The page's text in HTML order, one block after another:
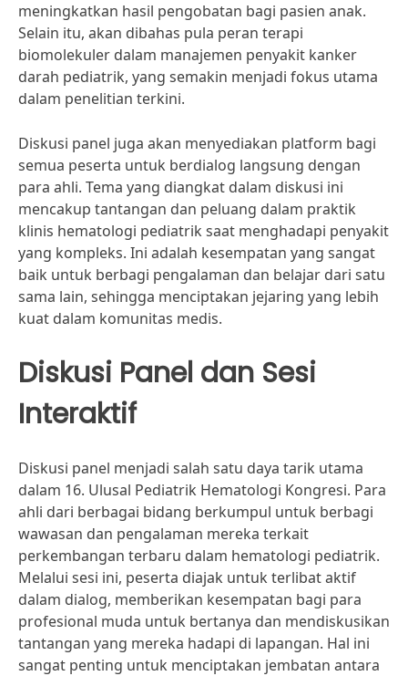
meningkatkan hasil pengobatan bagi pasien anak.
Selain itu, akan dibahas pula peran terapi
biomolekuler dalam manajemen penyakit kanker
darah pediatrik, yang semakin menjadi fokus utama
dalam penelitian terkini.
Diskusi panel juga akan menyediakan platform bagi
semua peserta untuk berdialog langsung dengan
para ahli. Tema yang diangkat dalam diskusi ini
mencakup tantangan dan peluang dalam praktik
klinis hematologi pediatrik saat menghadapi penyakit
yang kompleks. Ini adalah kesempatan yang sangat
baik untuk berbagi pengalaman dan belajar dari satu
sama lain, sehingga menciptakan jejaring yang lebih
kuat dalam komunitas medis.
Diskusi Panel dan Sesi
Interaktif
Diskusi panel menjadi salah satu daya tarik utama
dalam 16. Ulusal Pediatrik Hematologi Kongresi. Para
ahli dari berbagai bidang berkumpul untuk berbagi
wawasan dan pengalaman mereka terkait
perkembangan terbaru dalam hematologi pediatrik.
Melalui sesi ini, peserta diajak untuk terlibat aktif
dalam dialog, memberikan kesempatan bagi para
profesional muda untuk bertanya dan mendiskusikan
tantangan yang mereka hadapi di lapangan. Hal ini
sangat penting untuk menciptakan jembatan antara